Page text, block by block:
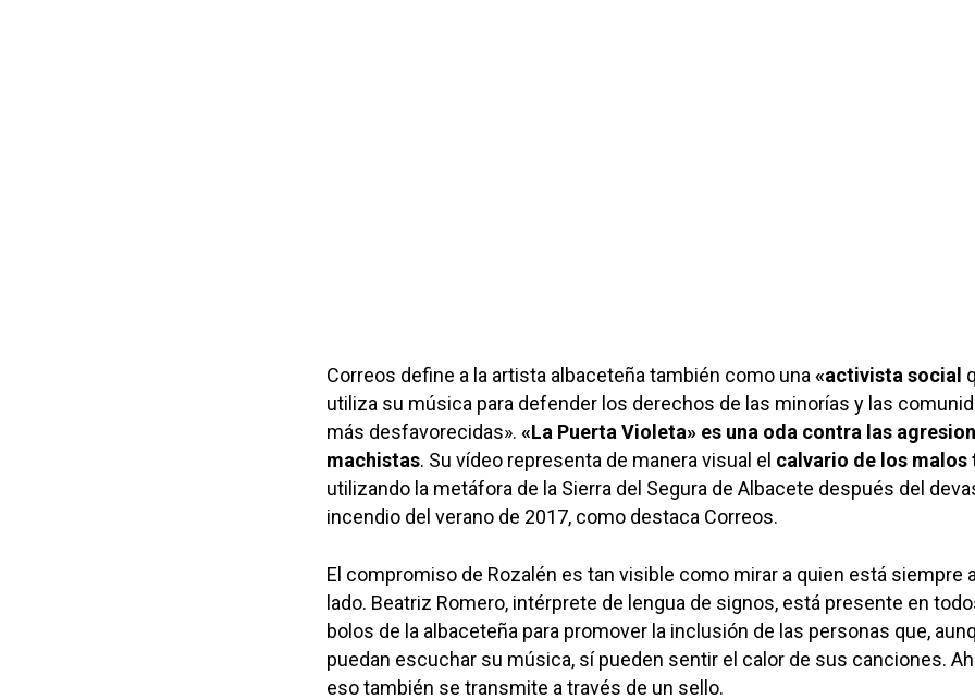
Correos define a la artista albaceteña también como una «activista social
utiliza su música para defender los derechos de las minorías y las
más desfavorecidas». «La Puerta Violeta» es una oda contra las
machistas. Su vídeo representa de manera visual el calvario de los malos
utilizando la metáfora de la Sierra del Segura de Albacete después del
incendio del verano de 2017, como destaca Correos.
El compromiso de Rozalén es tan visible como mirar a quien está siempre
lado. Beatriz Romero, intérprete de lengua de signos, está presente en
bolos de la albaceteña para promover la inclusión de las personas que,
puedan escuchar su música, sí pueden sentir el calor de sus canciones.
eso también se transmite a través de un sello.